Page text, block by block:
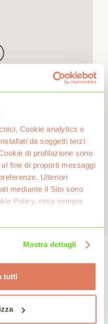
Cookie analytics e
da soggetti terzi
di profilazione sono
fine di proporti messaggi
Ulteriori
mediante il Sito sono
Policy, resa sempre
Mostra dettagli
tutti
min
min